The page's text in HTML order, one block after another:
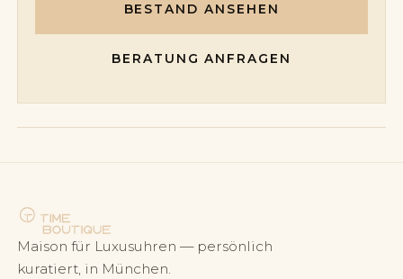
BESTAND ANSEHEN
BERATUNG ANFRAGEN
Maison für Luxusuhren — persönlich
kuratiert, in München.